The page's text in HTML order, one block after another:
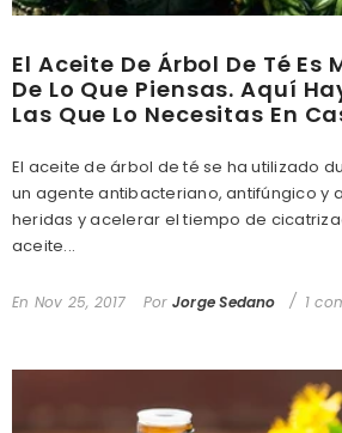
El Aceite De Árbol De Té Es
De Lo Que Piensas. Aquí
Las Que Lo Necesitas En
El aceite de árbol de té se ha utilizado
un agente antibacteriano, antifúngico y
heridas y acelerar el tiempo de
aceite...
En Nov 25, 2017 Por Jorge Sedano 1